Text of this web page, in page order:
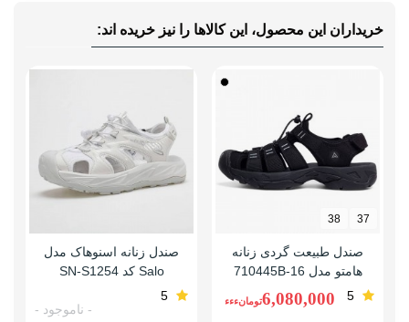
خریداران این محصول، این کالاها را نیز خریده اند:
37
38
صندل طبیعت گردی زنانه
هامتو مدل 710445B-16
5
6,080,000تومانءءء
صندل زنانه اسنوهاک مدل
Salo کد SN-S1254
5
- ناموجود -